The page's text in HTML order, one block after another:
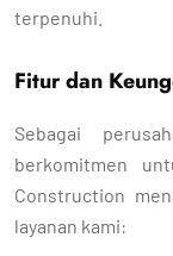
terpenuhi.
Fitur dan
Sebagai
berkomitmen
Construction
layanan kami: